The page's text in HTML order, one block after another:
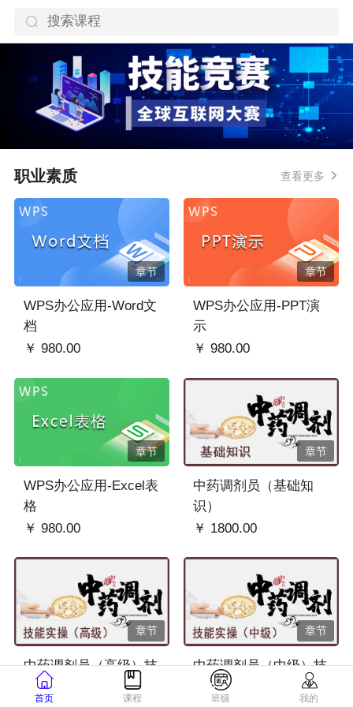
职业素质 查看更多
章节
WPS办公应用-Word文
档
￥ 980.00
章节
WPS办公应用-PPT演
示
￥ 980.00
章节
WPS办公应用-Excel表
格
￥ 980.00
章节
中药调剂员（基础知
识）
￥ 1800.00
章节
中药调剂员（高级）技
能实操
章节
中药调剂员（中级）技
能实操
首页 课程 班级 我的